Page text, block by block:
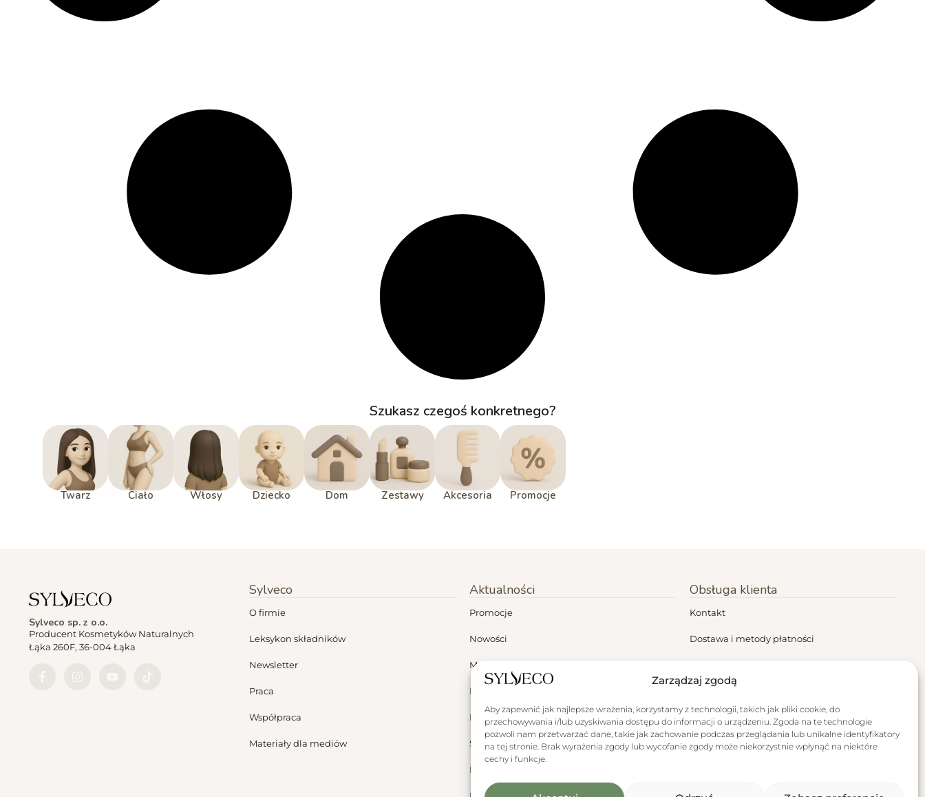
Zarządzaj zgodą
Aby zapewnić jak najlepsze wrażenia, korzystamy z technologii, takich jak pliki cookie, do
przechowywania i/lub uzyskiwania dostępu do informacji o urządzeniu. Zgoda na te technologie
pozwoli nam przetwarzać dane, takie jak zachowanie podczas przeglądania lub unikalne identyfikatory
na tej stronie. Brak wyrażenia zgody lub wycofanie zgody może niekorzystnie wpłynąć na niektóre
cechy i funkcje.
Szukasz czegoś konkretnego?
Twarz Ciało Włosy Dziecko Dom Zestawy Akcesoria Promocje
Sylveco sp. z o.o.
Producent Kosmetyków Naturalnych
Łąka 260F, 36-004 Łąka
Sylveco
O firmie
Leksykon składników
Newsletter
Praca
Współpraca
Materiały dla mediów
Aktualności
Promocje
Nowości
Moje konto
Dermokonsultacje
Blog
Sylveco za granicą
Polityka plików cookies
Obsługa klienta
Kontakt
Dostawa i metody płatności
Zwroty i reklamacje
RODO